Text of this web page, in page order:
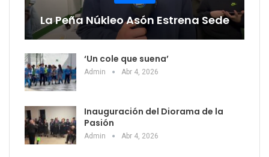
La Peña Núkleo Asón Estrena Sede
‘Un cole que suena’
Admin Abr 4, 2026
Inauguración del Diorama de la
Pasión
Admin Abr 4, 2026